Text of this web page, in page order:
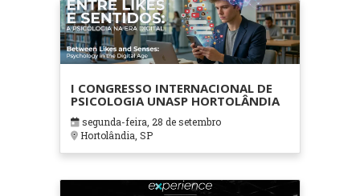
I CONGRESSO INTERNACIONAL DE
PSICOLOGIA UNASP HORTOLÂNDIA
segunda-feira, 28 de setembro
Hortolândia, SP